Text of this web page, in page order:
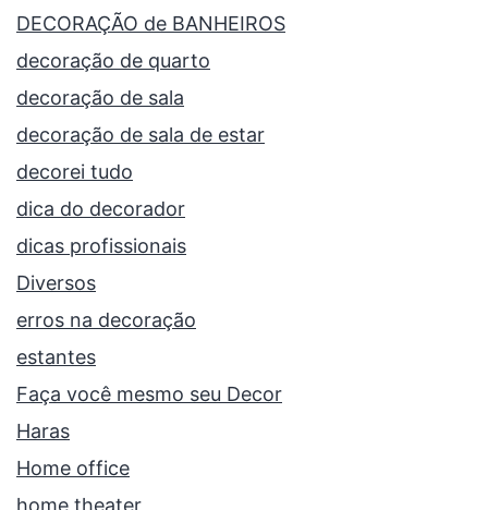
DECORAÇÃO de BANHEIROS
decoração de quarto
decoração de sala
decoração de sala de estar
decorei tudo
dica do decorador
dicas profissionais
Diversos
erros na decoração
estantes
Faça você mesmo seu Decor
Haras
Home office